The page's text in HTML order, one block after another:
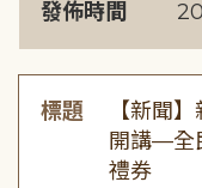
發佈時間
標題
【新聞
開講—全
禮券